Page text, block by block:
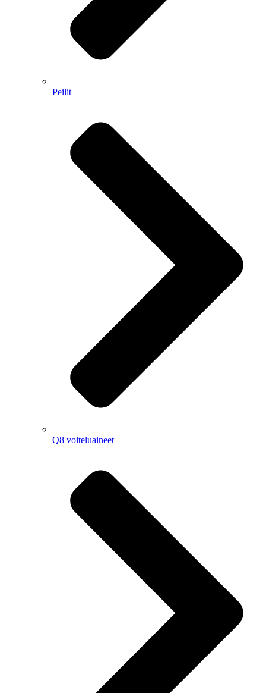
Peilit
Q8 voiteluaineet